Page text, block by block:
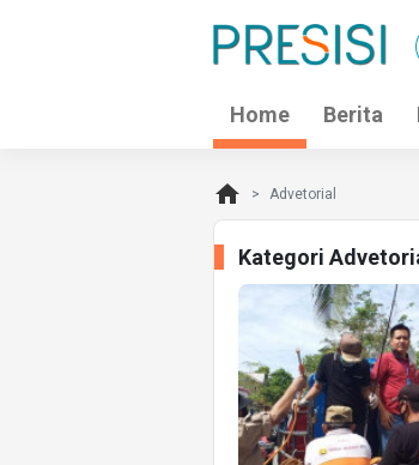
Home Berita
home Advetorial
Kategori